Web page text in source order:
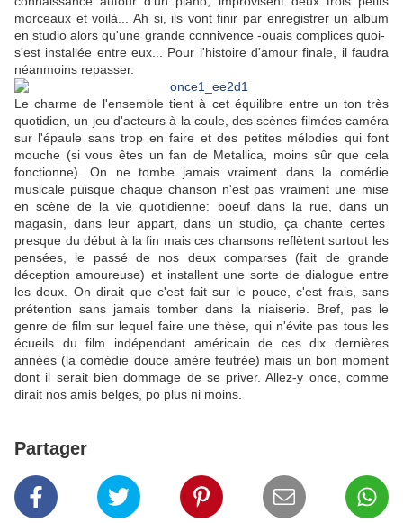
morceaux et voilà... Ah si, ils vont finir par enregistrer un album
en studio alors qu'une grande connivence -ouais complices quoi-
s'est installée entre eux... Pour l'histoire d'amour finale, il faudra
néanmoins repasser.
Le charme de l'ensemble tient à cet équilibre entre un ton très
quotidien, un jeu d'acteurs à la coule, des scènes filmées caméra
sur l'épaule sans trop en faire et des petites mélodies qui font
mouche (si vous êtes un fan de Metallica, moins sûr que cela
fonctionne). On ne tombe jamais vraiment dans la comédie
musicale puisque chaque chanson n'est pas vraiment une mise
en scène de la vie quotidienne: boeuf dans la rue, dans un
magasin, dans leur appart, dans un studio, ça chante certes
presque du début à la fin mais ces chansons reflètent surtout les
pensées, le passé de nos deux comparses (fait de grande
déception amoureuse) et installent une sorte de dialogue entre
les deux. On dirait que c'est fait sur le pouce, c'est frais, sans
prétention sans jamais tomber dans la niaiserie. Bref, pas le
genre de film sur lequel faire une thèse, qui n'évite pas tous les
écueils du film indépendant américain de ces dix dernières
années (la comédie douce amère feutrée) mais un bon moment
dont il serait bien dommage de se priver. Allez-y once, comme
dirait nos amis belges, po plus ni moins.
Partager